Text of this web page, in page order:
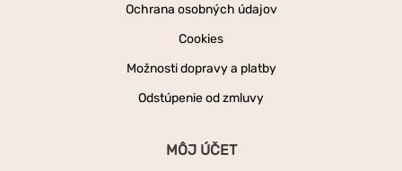
Ochrana osobných údajov
Cookies
Možnosti dopravy a platby
Odstúpenie od zmluvy
MÔJ ÚČET